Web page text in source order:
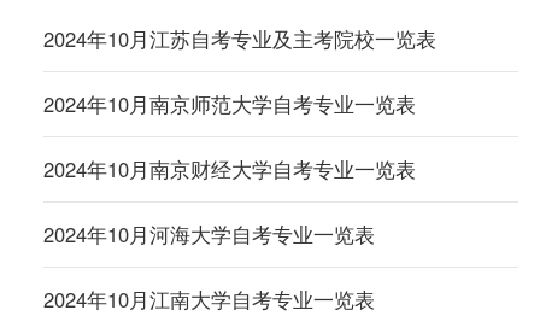
2024年10月江苏自考专业及主考院校一览表
2024年10月南京师范大学自考专业一览表
2024年10月南京财经大学自考专业一览表
2024年10月河海大学自考专业一览表
2024年10月江南大学自考专业一览表